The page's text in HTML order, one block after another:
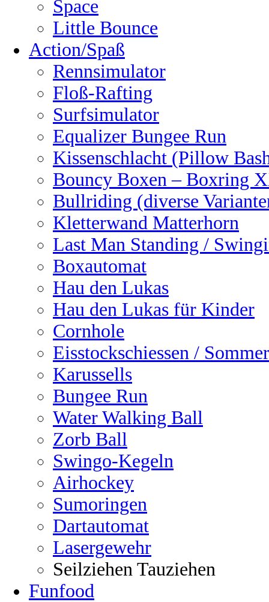
Space
Little Bounce
Action/Spaß
Rennsimulator
Floß-Rafting
Surfsimulator
Equalizer Bungee Run
Kissenschlacht (Pillow
Bouncy Boxen – Boxring
Bullriding (diverse
Kletterwand Matterhorn
Last Man Standing /
Boxautomat
Hau den Lukas
Hau den Lukas für Kinder
Cornhole
Eisstockschiessen /
Karussells
Bungee Run
Water Walking Ball
Zorb Ball
Swingo-Kegeln
Airhockey
Sumoringen
Dartautomat
Lasergewehr
Seilziehen Tauziehen
Funfood